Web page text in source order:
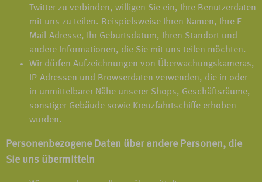
Twitter zu verbinden, willigen Sie ein, Ihre Benutzerdaten
mit uns zu teilen. Beispielsweise Ihren Namen, Ihre E-
Mail-Adresse, Ihr Geburtsdatum, Ihren Standort und
andere Informationen, die Sie mit uns teilen möchten.
Wir dürfen Aufzeichnungen von Überwachungskameras,
IP-Adressen und Browserdaten verwenden, die in oder
in unmittelbarer Nähe unserer Shops, Geschäftsräume,
sonstiger Gebäude sowie Kreuzfahrtschiffe erhoben
wurden.
Personenbezogene Daten über andere Personen, die
Sie uns übermitteln